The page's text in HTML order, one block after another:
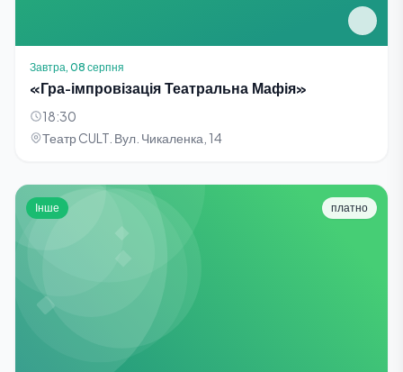
Завтра, 08 серпня
«Гра-імпровізація Театральна Мафія»
18:30
Театр CULT. Вул. Чикаленка, 14
Інше платно